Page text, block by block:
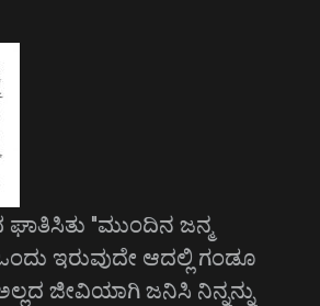
"ಮುಂದಿನ ಜನ್ಮ
ಇರುವುದೇ ಆದಲ್ಲಿ ಗಂಡೂ
ಜೀವಿಯಾಗಿ ಜನಿಸಿ ನಿನ್ನನ್ನು